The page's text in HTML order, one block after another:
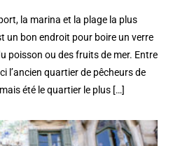
la marina et la plage la plus
un bon endroit pour boire un verre
poisson ou des fruits de mer. Entre
l’ancien quartier de pêcheurs de
été le quartier le plus […]